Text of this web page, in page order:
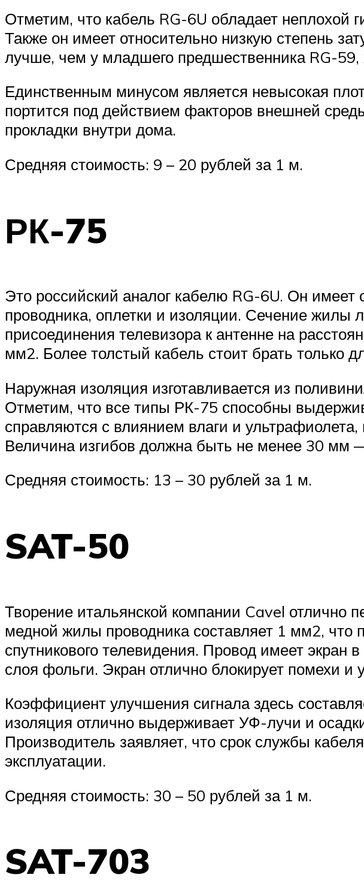
Отметим, что кабель RG-6U обладает неплохой
Также он имеет относительно низкую степень
лучше, чем у младшего предшественника RG-59,
Единственным минусом является невысокая
портится под действием факторов внешней
прокладки внутри дома.
Средняя стоимость: 9 – 20 рублей за 1 м.
РК-75
Это российский аналог кабелю RG-6U. Он имеет
проводника, оплетки и изоляции. Сечение
присоединения телевизора к антенне на
мм2. Более толстый кабель стоит брать только
Наружная изоляция изготавливается из
Отметим, что все типы РК-75 способны
справляются с влиянием влаги и
Величина изгибов должна быть не менее 30 мм
Средняя стоимость: 13 – 30 рублей за 1 м.
SAT-50
Творение итальянской компании Cavel отлично
медной жилы проводника составляет 1 мм2, что
спутникового телевидения. Провод имеет
слоя фольги. Экран отлично блокирует помехи и
Коэффициент улучшения сигнала здесь
изоляция отлично выдерживает УФ-лучи и
Производитель заявляет, что срок службы
эксплуатации.
Средняя стоимость: 30 – 50 рублей за 1 м.
SAT-703